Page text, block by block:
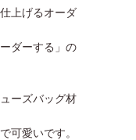
上げるオーダ
ダーする」の
ーズバッグ材
可愛いです。